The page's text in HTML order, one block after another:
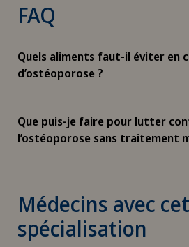
Chirurgie viscérale
Coloproctologie
Conseils nutritionnels
FAQ
Quels aliments faut-il éviter en
d’ostéoporose ?
Que puis-je faire pour lutter
l’ostéoporose sans traitement
Médecins avec
spécialisation